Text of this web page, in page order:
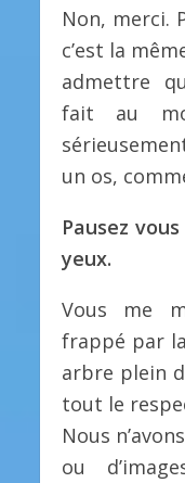
Non, merci.
c’est la
admettre
fait au
un os,
Pausez
yeux.
Vous me
frappé par
arbre plein
tout le
Nous
ou